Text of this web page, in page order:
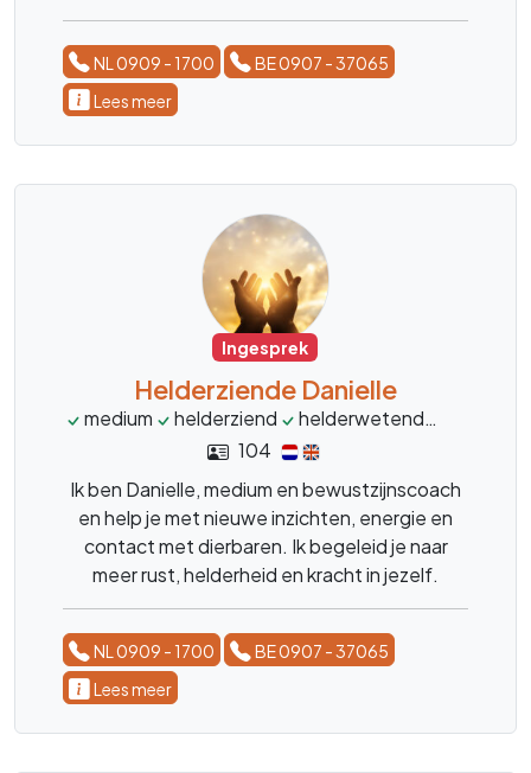
NL 0909 - 1700
BE 0907 - 37065
Lees meer
Ingesprek
Helderziende Danielle
medium helderziend helderwetend
104
Ik ben Danielle, medium en bewustzijnscoach
en help je met nieuwe inzichten, energie en
contact met dierbaren. Ik begeleid je naar
meer rust, helderheid en kracht in jezelf.
NL 0909 - 1700
BE 0907 - 37065
Lees meer